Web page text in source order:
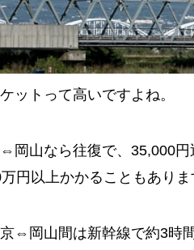
ットって高いですよね。
岡山なら往復で、35,000
円以上かかることもありま
⇔岡山間は新幹線で約3時